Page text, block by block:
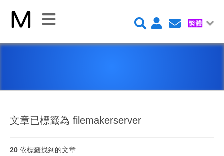
關
閉
台
Claris FileMaker 平台
文章已標籤為 filemakerserver
20 依標籤找到的文章.